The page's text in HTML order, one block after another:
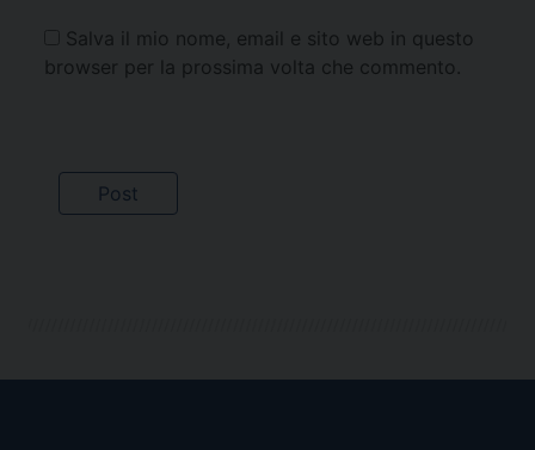
Salva il mio nome, email e sito web in questo
browser per la prossima volta che commento.